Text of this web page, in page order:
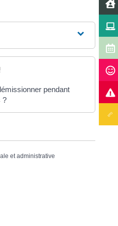
pendant
?
et administrative